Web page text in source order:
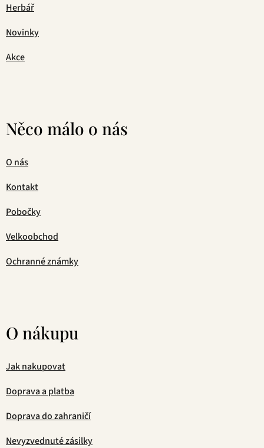
Herbář
Novinky
Akce
Něco málo o nás
O nás
Kontakt
Pobočky
Velkoobchod
Ochranné známky
O nákupu
Jak nakupovat
Doprava a platba
Doprava do zahraničí
Nevyzvednuté zásilky